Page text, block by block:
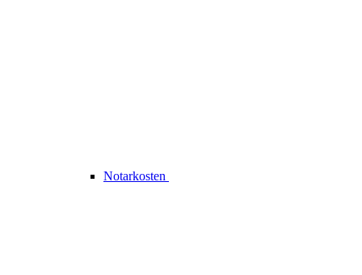
Notarkosten